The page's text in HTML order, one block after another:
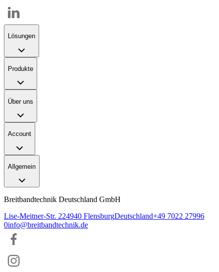
Lösungen
Produkte
Über uns
Account
Allgemein
Breitbandtechnik Deutschland GmbH
Lise-Meitner-Str. 224940 FlensburgDeutschland+49 7022 27996
0info@breitbandtechnik.de